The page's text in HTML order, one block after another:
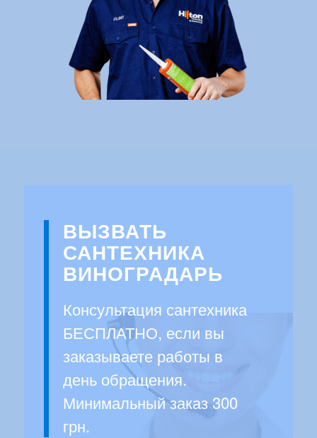
ВЫЗВАТЬ
САНТЕХНИКА
ВИНОГРАДАРЬ
Консультация сантехника
БЕСПЛАТНО, если вы
заказываете работы в
день обращения.
Минимальный заказ 300
грн.